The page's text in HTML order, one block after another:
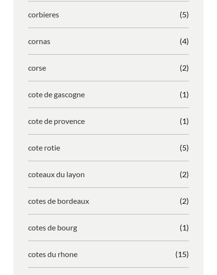
corbieres (5)
cornas (4)
corse (2)
cote de gascogne (1)
cote de provence (1)
cote rotie (5)
coteaux du layon (2)
cotes de bordeaux (2)
cotes de bourg (1)
cotes du rhone (15)